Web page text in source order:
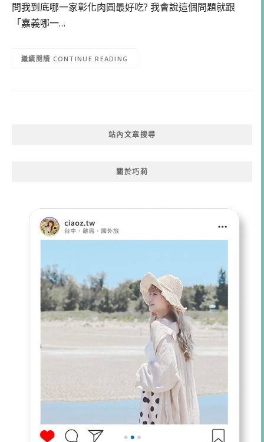
問我到底哪一家彰化肉圓最好吃? 我會說這個問題就跟
「嘉義哪一…
CONTINUE READING
站內文章搜尋
關於巧莉